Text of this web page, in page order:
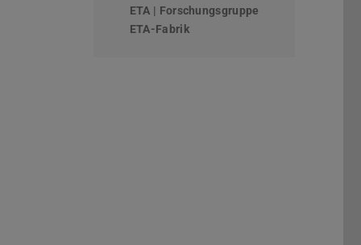
ETA | Forschungsgruppe
ETA-Fabrik